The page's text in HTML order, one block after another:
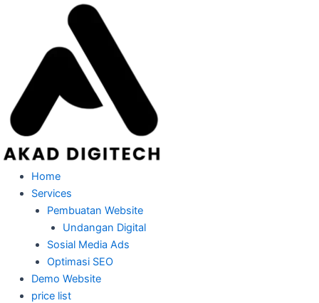
Home
Services
Pembuatan Website
Undangan Digital
Sosial Media Ads
Optimasi SEO
Demo Website
price list